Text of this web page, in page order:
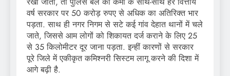
वर्ष सरकार पर 50 करोड़ रुपए से अधिक का अतिरिक्त भार
पड़ता. साथ ही नगर निगम से सटे कई गांव देहात थानों में चले
जाते, जिससे आम लोगों को शिकायत दर्ज कराने के लिए 25
से 35 किलोमीटर दूर जाना पड़ता. इन्हीं कारणों से सरकार
पूरे जिले में एकीकृत कमिश्नरी सिस्टम लागू करने की दिशा में
आगे बढ़ी है.